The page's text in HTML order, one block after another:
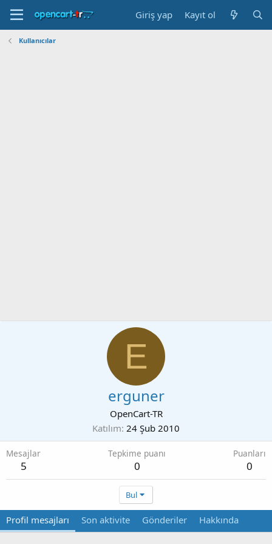
Giriş yap Kayıt ol
Kullanıcılar
E
erguner
OpenCart-TR
Katılım 24 Şub 2010
Mesajlar
5
Tepkime puanı
0
Puanları
0
Bul
Profil mesajları Son aktivite Gönderiler Hakkında